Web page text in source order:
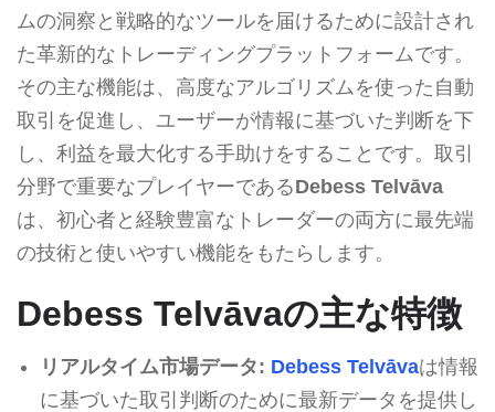
ムの洞察と戦略的なツールを届けるために設計され
た革新的なトレーディングプラットフォームです。
その主な機能は、高度なアルゴリズムを使った自動
取引を促進し、ユーザーが情報に基づいた判断を下
し、利益を最大化する手助けをすることです。取引
分野で重要なプレイヤーであるDebess Telvāva
は、初心者と経験豊富なトレーダーの両方に最先端
の技術と使いやすい機能をもたらします。
Debess Telvāvaの主な特徴
リアルタイム市場データ: Debess Telvāvaは情報
に基づいた取引判断のために最新データを提供し